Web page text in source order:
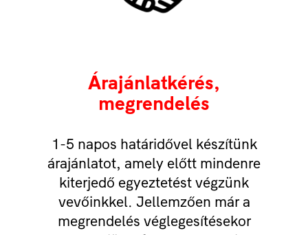
Árajánlatkérés,
megrendelés
1-5 napos határidővel készítünk
árajánlatot, amely előtt mindenre
kiterjedő egyeztetést végzünk
vevőinkkel. Jellemzően már a
megrendelés véglegesítésekor